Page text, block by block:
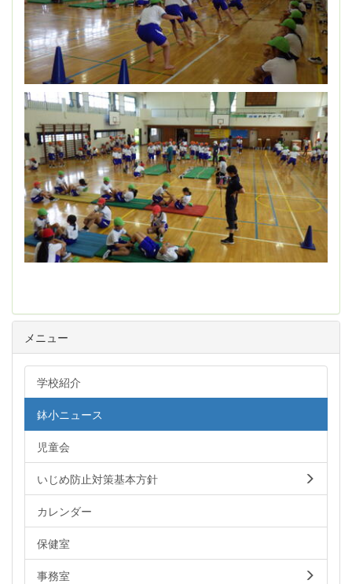
メニュー
学校紹介
鉢小ニュース
児童会
いじめ防止対策基本方針
カレンダー
保健室
事務室